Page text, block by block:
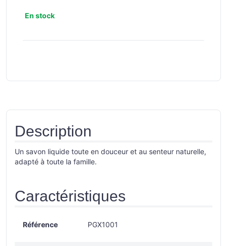
En stock
Description
Un savon liquide toute en douceur et au senteur naturelle,
adapté à toute la famille.
Caractéristiques
Référence PGX1001